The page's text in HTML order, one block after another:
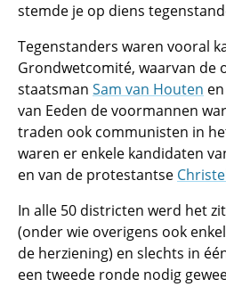
stemde je op diens
Tegenstanders waren vooral
Grondwetcomité, waarvan de
staatsman Sam van Houten
van Eeden de voormannen
traden ook communisten in
waren er enkele kandidaten
en van de protestantse
In alle 50 districten werd het
(onder wie overigens ook
de herziening) en slechts in
een tweede ronde nodig